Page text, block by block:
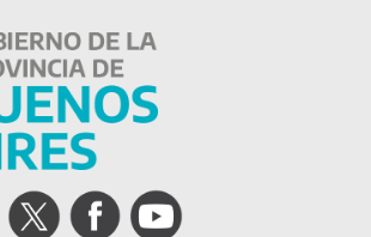
Instagram Twitter Facebook